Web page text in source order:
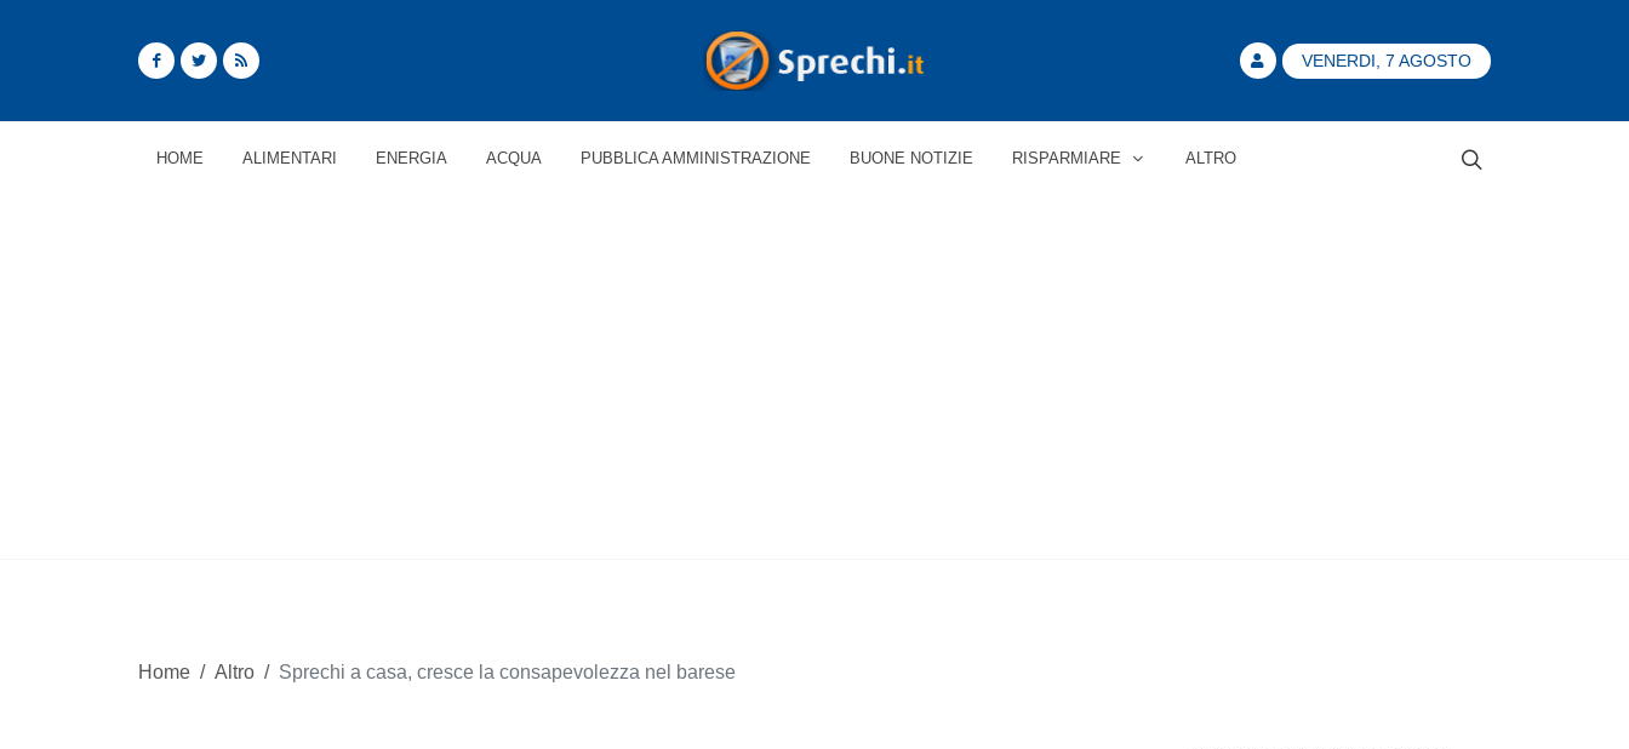
VENERDI, 7 AGOSTO
HOME ALIMENTARI ENERGIA ACQUA PUBBLICA AMMINISTRAZIONE BUONE NOTIZIE RISPARMIARE ALTRO
Home / Altro / Sprechi a casa, cresce la consapevolezza nel barese